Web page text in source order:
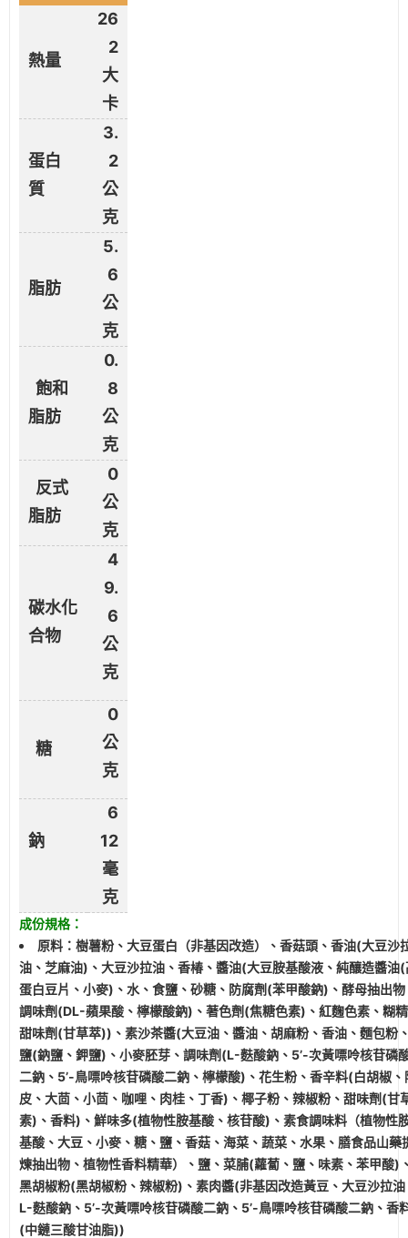
熱量
26
2
大
卡
蛋白
質
3.
2
公
克
脂肪
5.
6
公
克
飽和
脂肪
0.
8
公
克
反式
脂肪
0
公
克
碳水化
合物
4
9.
6
公
克
糖
0
公
克
鈉
6
12
毫
克
成份規格：
原料：樹薯粉、大豆蛋白（非基因改造）、香菇頭、香油(大豆沙
油、芝麻油)、大豆沙拉油、香椿、醬油(大豆胺基酸液、純釀造醬油(
蛋白豆片、小麥)、水、食鹽、砂糖、防腐劑(苯甲酸鈉)、酵母抽出物
調味劑(DL-蘋果酸、檸檬酸鈉)、著色劑(焦糖色素)、紅麴色素、糊
甜味劑(甘草萃))、素沙茶醬(大豆油、醬油、胡麻粉、香油、麵包粉
鹽(鈉鹽、鉀鹽)、小麥胚芽、調味劑(L-麩酸鈉、5’-次黃嘌呤核苷磷
二鈉、5’-鳥嘌呤核苷磷酸二鈉、檸檬酸)、花生粉、香辛料(白胡椒、
皮、大茴、小茴、咖哩、肉桂、丁香)、椰子粉、辣椒粉、甜味劑(甘
素)、香料)、鮮味多(植物性胺基酸、核苷酸) 、素食調味料（植物性
基酸、大豆、小麥、糖、鹽、香菇、海菜、蔬菜、水果、膳食品山藥
煉抽出物、植物性香料精華）、鹽、菜脯(蘿蔔、鹽、味素、苯甲酸)
黑胡椒粉(黑胡椒粉、辣椒粉)、素肉醬(非基因改造黃豆、大豆沙拉油
L-麩酸鈉、5’-次黃嘌呤核苷磷酸二鈉、5’-鳥嘌呤核苷磷酸二鈉、香
(中鏈三酸甘油脂))